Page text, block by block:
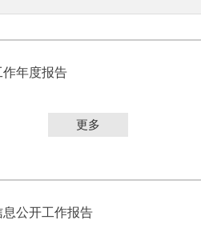
作年度报告
更多
息公开工作报告